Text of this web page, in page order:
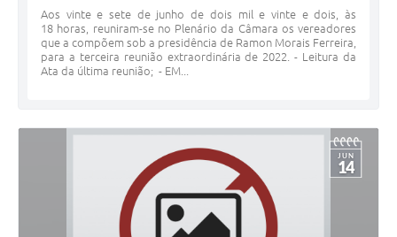
Aos vinte e sete de junho de dois mil e vinte e dois, às
18 horas, reuniram-se no Plenário da Câmara os vereadores
que a compõem sob a presidência de Ramon Morais Ferreira,
para a terceira reunião extraordinária de 2022. - Leitura da
Ata da última reunião; - EM...
JUN
14